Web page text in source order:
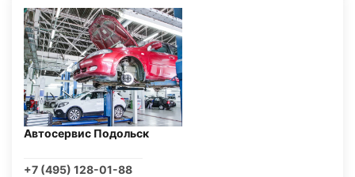
Автосервис Подольск
+7 (495) 128-01-88